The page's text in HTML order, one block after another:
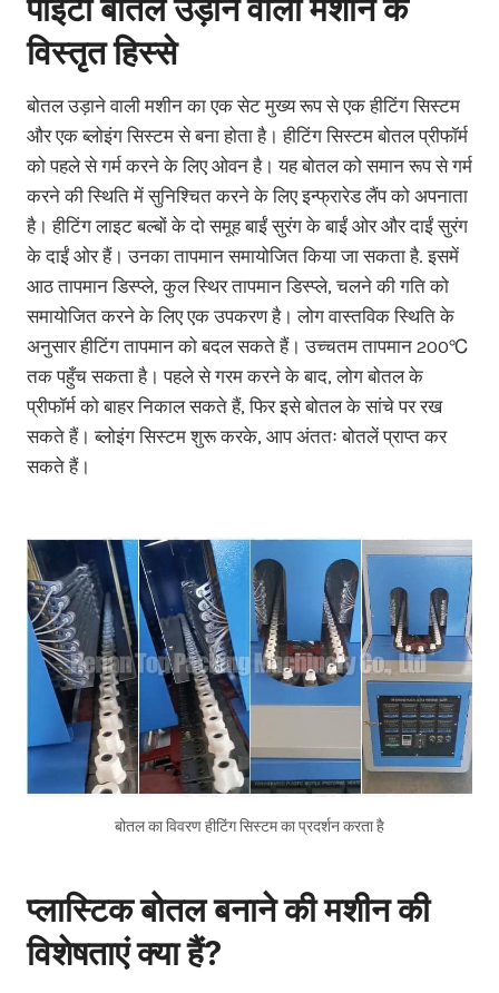
पीईटी बोतल उड़ाने वाली मशीन के
विस्तृत हिस्से
बोतल उड़ाने वाली मशीन का एक सेट मुख्य रूप से एक हीटिंग सिस्टम
और एक ब्लोइंग सिस्टम से बना होता है। हीटिंग सिस्टम बोतल प्रीफॉर्म
को पहले से गर्म करने के लिए ओवन है। यह बोतल को समान रूप से गर्म
करने की स्थिति में सुनिश्चित करने के लिए इन्फ्रारेड लैंप को अपनाता
है। हीटिंग लाइट बल्बों के दो समूह बाईं सुरंग के बाईं ओर और दाईं सुरंग
के दाईं ओर हैं। उनका तापमान समायोजित किया जा सकता है. इसमें
आठ तापमान डिस्प्ले, कुल स्थिर तापमान डिस्प्ले, चलने की गति को
समायोजित करने के लिए एक उपकरण है। लोग वास्तविक स्थिति के
अनुसार हीटिंग तापमान को बदल सकते हैं। उच्चतम तापमान 200℃
तक पहुँच सकता है। पहले से गरम करने के बाद, लोग बोतल के
प्रीफॉर्म को बाहर निकाल सकते हैं, फिर इसे बोतल के सांचे पर रख
सकते हैं। ब्लोइंग सिस्टम शुरू करके, आप अंततः बोतलें प्राप्त कर
सकते हैं।
बोतल का विवरण हीटिंग सिस्टम का प्रदर्शन करता है
प्लास्टिक बोतल बनाने की मशीन की
विशेषताएं क्या हैं?